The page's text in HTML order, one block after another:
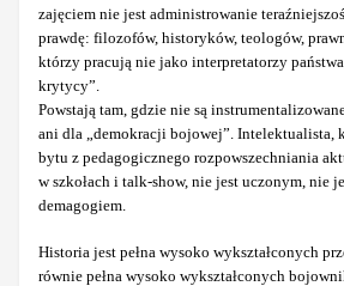
zajęciem nie jest administrowanie
prawdę: filozofów, historyków, teologów,
którzy pracują nie jako interpretatorzy
krytycy”.
Powstają tam, gdzie nie są
ani dla „demokracji bojowej”. Intelektualista,
bytu z pedagogicznego rozpowszechniania
w szkołach i talk-show, nie jest uczonym, nie
demagogiem.
Historia jest pełna wysoko wykształconych
równie pełna wysoko wykształconych